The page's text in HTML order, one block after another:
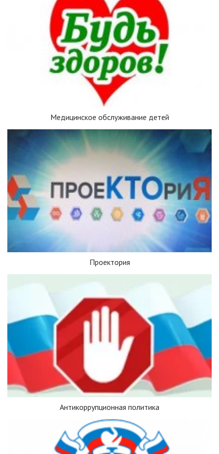
Медицинское обслуживание детей
Проектория
Антикоррупционная политика